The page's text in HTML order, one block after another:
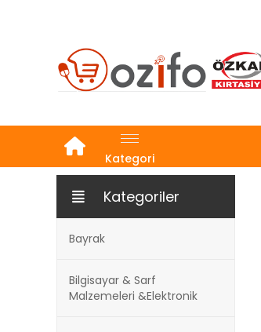
Kategori
Kategoriler
Bayrak
Bilgisayar & Sarf
Malzemeleri &Elektronik